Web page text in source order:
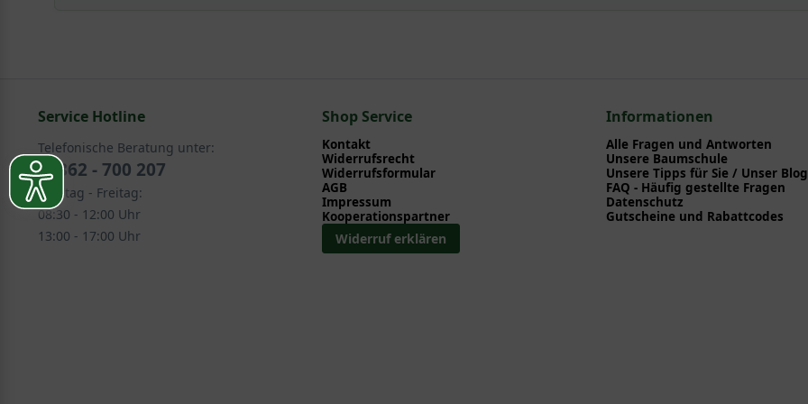
Laub- und Nadelgehölze > Interessante Formen > Mehrstämmige Gehölze
Exklusive Formen > Mehrstämmige Gehölze
Service Hotline
Telefonische Beratung unter:
02862 - 700 207
Montag - Freitag:
08:30 - 12:00 Uhr
13:00 - 17:00 Uhr
Shop Service
Kontakt
Widerrufsrecht
Widerrufsformular
AGB
Impressum
Kooperationspartner
Widerruf erklären
Informationen
Alle Fragen und Antworten
Unsere Baumschule
Unsere Tipps für Sie / Unser Blog
FAQ - Häufig gestellte Fragen
Datenschutz
Gutscheine und Rabattcodes